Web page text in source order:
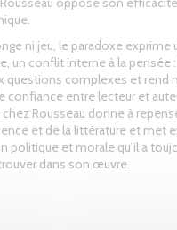
ni jeu, le paradoxe exprime
un conflit interne à la pensée :
questions complexes et rend
confiance entre lecteur et
Rousseau donne à
et de la littérature et met
politique et morale qu’il a
dans son œuvre.